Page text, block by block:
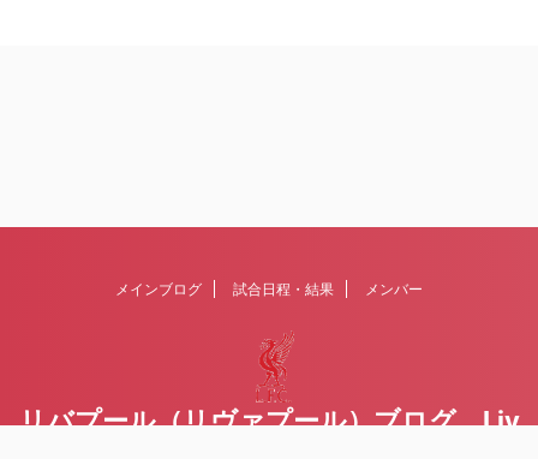
メインブログ 試合日程・結果 メンバー
リバプール（リヴァプール）ブログ Liv